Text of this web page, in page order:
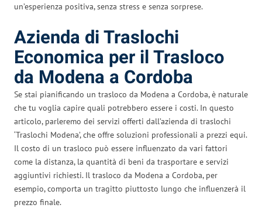
un’esperienza positiva, senza stress e senza sorprese.
Azienda di Traslochi
Economica per il Trasloco
da Modena a Cordoba
Se stai pianificando un trasloco da Modena a Cordoba, è naturale
che tu voglia capire quali potrebbero essere i costi. In questo
articolo, parleremo dei servizi offerti dall’azienda di traslochi
‘Traslochi Modena’, che offre soluzioni professionali a prezzi equi.
Il costo di un trasloco può essere influenzato da vari fattori
come la distanza, la quantità di beni da trasportare e servizi
aggiuntivi richiesti. Il trasloco da Modena a Cordoba, per
esempio, comporta un tragitto piuttosto lungo che influenzerà il
prezzo finale.